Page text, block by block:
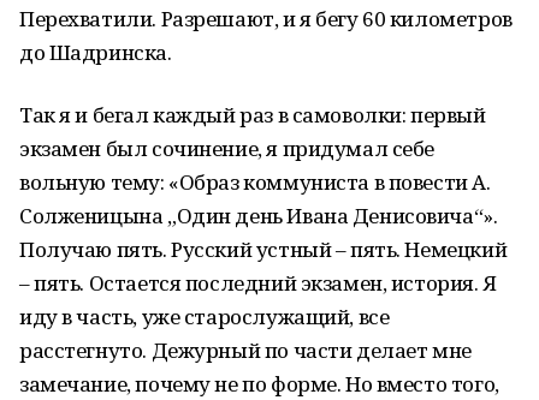
Перехватили. Разрешают, и я бегу 60 километров
до Шадринска.
Так я и бегал каждый раз в самоволки: первый
экзамен был сочинение, я придумал себе
вольную тему: «Образ коммуниста в повести А.
Солженицына „Один день Ивана Денисовича“».
Получаю пять. Русский устный – пять. Немецкий
– пять. Остается последний экзамен, история. Я
иду в часть, уже старослужащий, все
расстегнуто. Дежурный по части делает мне
замечание, почему не по форме. Но вместо того,